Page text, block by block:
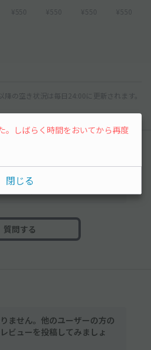
¥550 ¥550 ¥550 ¥550
降の空き状況は毎日24:00に更新されます。
ん。なにかわからないことや
質問する
ません。他のユーザーの方の
ビューを投稿してみましょ
。しばらく時間をおいてから再度
閉じる